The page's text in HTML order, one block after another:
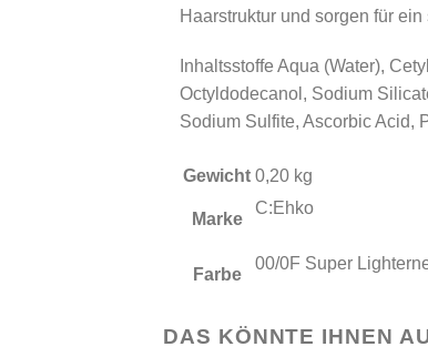
Haarstruktur und sorgen für
Inhaltsstoffe Aqua (Water),
Octyldodecanol, Sodium
Sodium Sulfite, Ascorbic Acid,
Gewicht 0,20 kg
Marke
C:Ehko
Farbe
00/0F Super
DAS KÖNNTE IHNEN